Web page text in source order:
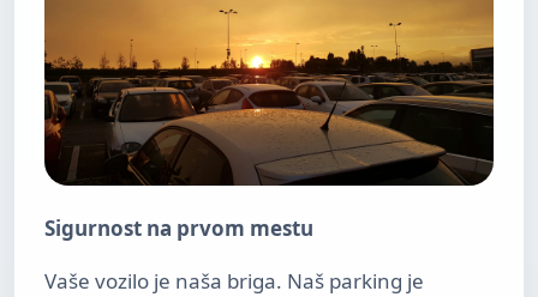
Sigurnost na prvom mestu
Vaše vozilo je naša briga. Naš parking je